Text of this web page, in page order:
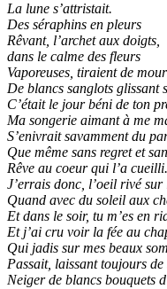
La lune s’attristait.
Des séraphins en pleurs
Rêvant, l’archet aux doigts,
dans le calme des fleurs
Vaporeuses, tiraient de
De blancs sanglots glissant
C’était le jour béni de ton
Ma songerie aimant à me
S’enivrait savamment du
Que même sans regret et
Rêve au coeur qui l’a cueilli.
J’errais donc, l’oeil rivé
Quand avec du soleil aux
Et dans le soir, tu m’es en
Et j’ai cru voir la fée au
Qui jadis sur mes beaux
Passait, laissant toujours
Neiger de blancs bouquets